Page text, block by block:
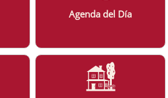
Agenda del Día